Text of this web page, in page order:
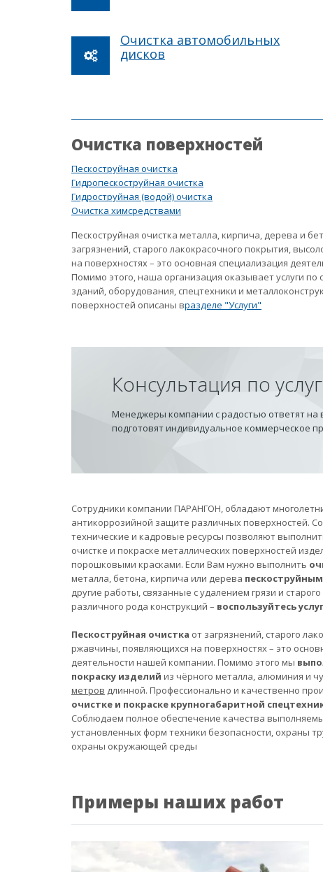
Очистка автомобильных
дисков
Очистка поверхностей
Пескоструйная очистка
Гидропескоструйная очистка
Гидроструйная (водой) очистка
Очистка химсредствами
Пескоструйная очистка металла, кирпича, дерева и
загрязнений, старого лакокрасочного покрытия,
на поверхностях – это основная специализация
Помимо этого, наша организация оказывает услуги
зданий, оборудования, спецтехники и
поверхностей описаны вразделе "Услуги"
Консультация по
Менеджеры компании с радостью ответят на
подготовят индивидуальное коммерческое
Сотрудники компании ПАРАНГОН, обладают
антикоррозийной защите различных поверхностей.
технические и кадровые ресурсы позволяют
очистке и покраске металлических поверхностей
порошковыми красками. Если Вам нужно выполнить
металла, бетона, кирпича или дерева пескоструйным
другие работы, связанные с удалением грязи и
различного рода конструкций – воспользуйтесь
Пескоструйная очистка от загрязнений, старого
ржавчины, появляющихся на поверхностях – это
деятельности нашей компании. Помимо этого мы
покраску изделий из чёрного металла, алюминия и
метров длинной. Профессионально и качественно
очистке и покраске крупногабаритной
Соблюдаем полное обеспечение качества
установленных форм техники безопасности, охраны
охраны окружающей среды
Примеры наших работ